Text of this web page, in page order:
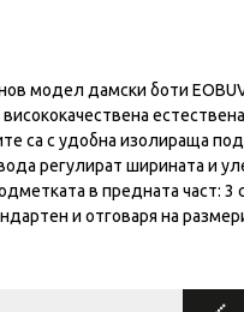
модел дамски боти
са с удобна изолираща
регулират ширината и
в предната част: 3
и отговаря на